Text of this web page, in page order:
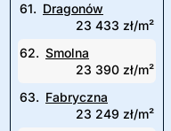
61. Dragonów
23 433 zł/m²
62. Smolna
23 390 zł/m²
63. Fabryczna
23 249 zł/m²